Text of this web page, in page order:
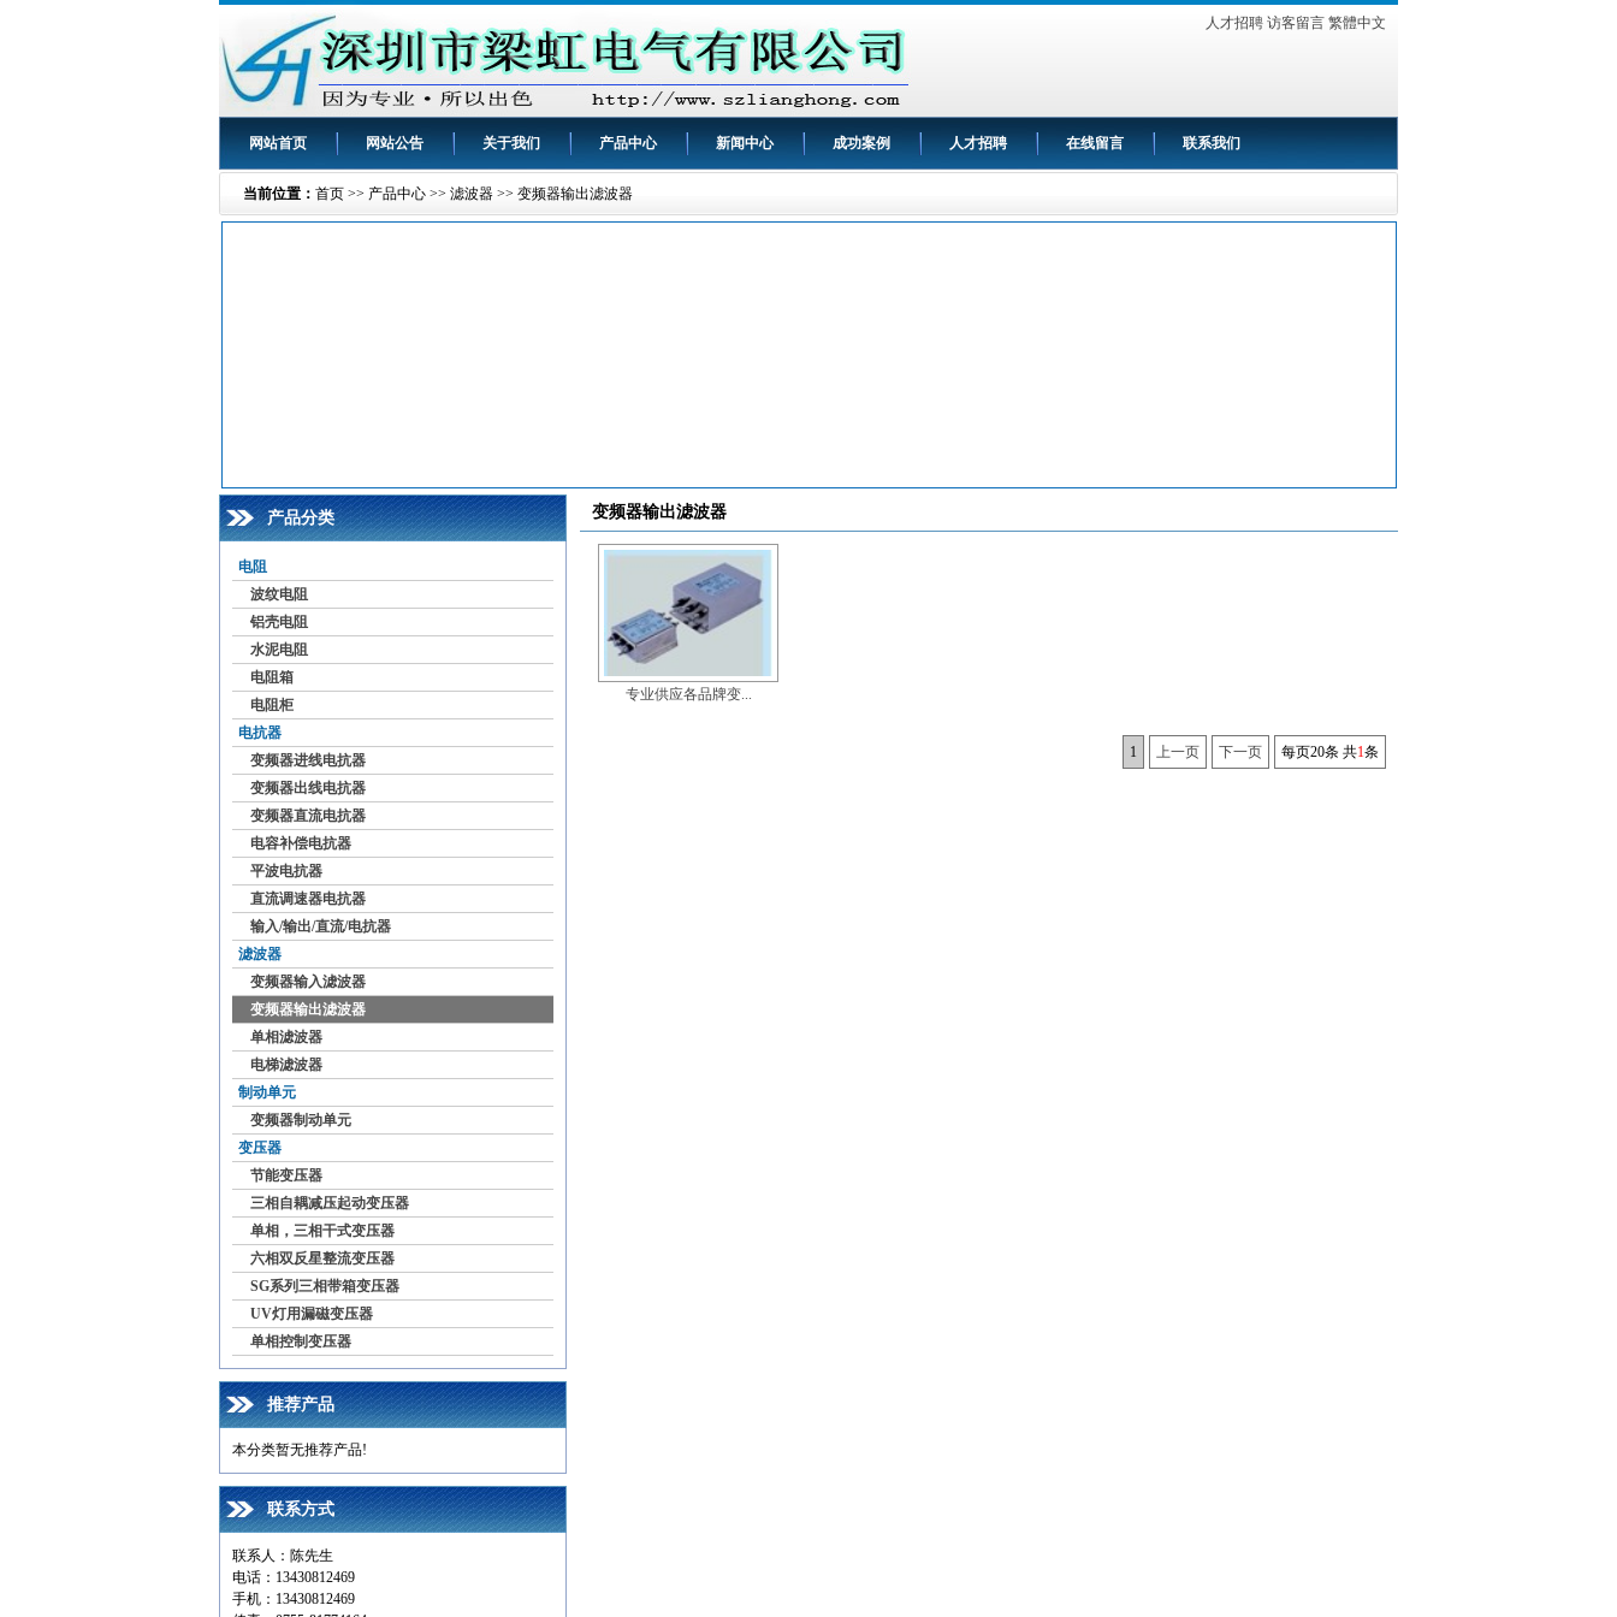
人才招聘 访客留言 繁體中文
网站首页 网站公告 关于我们 产品中心 新闻中心 成功案例 人才招聘 在线留言 联系我们
当前位置： 首页 >> 产品中心 >> 滤波器 >> 变频器输出滤波器
产品分类
电阻
波纹电阻
铝壳电阻
水泥电阻
电阻箱
电阻柜
电抗器
变频器进线电抗器
变频器出线电抗器
变频器直流电抗器
电容补偿电抗器
平波电抗器
直流调速器电抗器
输入/输出/直流/电抗器
滤波器
变频器输入滤波器
变频器输出滤波器
单相滤波器
电梯滤波器
制动单元
变频器制动单元
变压器
节能变压器
三相自耦减压起动变压器
单相，三相干式变压器
六相双反星整流变压器
SG系列三相带箱变压器
UV灯用漏磁变压器
单相控制变压器
推荐产品
本分类暂无推荐产品!
联系方式
联系人：陈先生
电话：13430812469
手机：13430812469
变频器输出滤波器
专业供应各品牌变...
1 上一页 下一页 每页20条 共1条